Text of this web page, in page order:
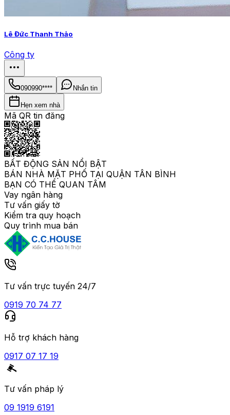
Lê Đức Thanh Thảo
Công ty
090990**** Nhắn tin
Hẹn xem nhà
Mã QR tin đăng
BẤT ĐỘNG SẢN NỔI BẬT
BÁN NHÀ MẶT PHỐ TẠI QUẬN TÂN BÌNH
BẠN CÓ THỂ QUAN TÂM
Vay ngân hàng
Tư vấn giấy tờ
Kiểm tra quy hoạch
Quy trình mua bán
Tư vấn trực tuyến 24/7
0919 70 74 77
Hỗ trợ khách hàng
0917 07 17 19
Tư vấn pháp lý
09 1919 6191